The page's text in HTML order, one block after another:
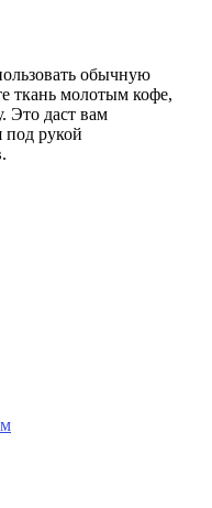
обычную
ткань молотым кофе,
Это даст вам
под рукой